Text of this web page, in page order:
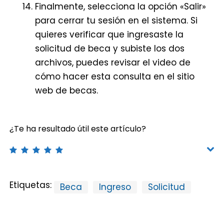
Finalmente, selecciona la opción «Salir»
para cerrar tu sesión en el sistema. Si
quieres verificar que ingresaste la
solicitud de beca y subiste los dos
archivos, puedes revisar el video de
cómo hacer esta consulta en el sitio
web de becas.
¿Te ha resultado útil este artículo?
Etiquetas: Beca Ingreso Solicitud